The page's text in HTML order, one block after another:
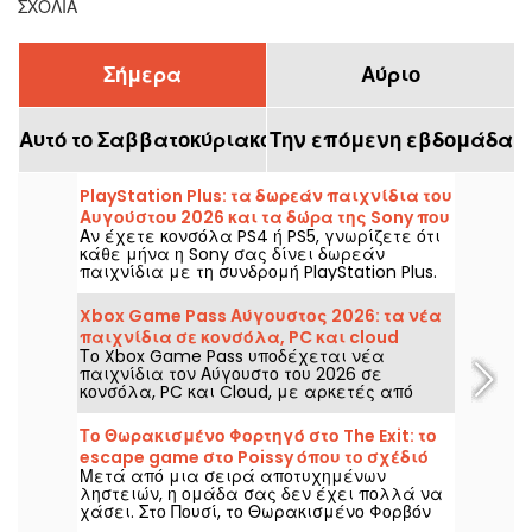
ΣΧΌΛΙΑ
Σήμερα Αύριο
Αυτό το ΣαββατοκύριακοΤην επόμενη εβδομάδα
PlayStation Plus: τα δωρεάν παιχνίδια του
Αυγούστου 2026 και τα δώρα της Sony που
δεν πρέπει να χάσετε
Αν έχετε κονσόλα PS4 ή PS5, γνωρίζετε ότι
κάθε μήνα η Sony σας δίνει δωρεάν
παιχνίδια με τη συνδρομή PlayStation Plus.
Τότε, ποια είναι τα παιχνίδια που
προσφέρονται τον Αύγουστο του 2026;
Ανακαλύψτε τη φετινή επιλογή αυτού του
μήνα.
Xbox Game Pass Αύγουστος 2026: τα νέα
παιχνίδια σε κονσόλα, PC και cloud
Το Xbox Game Pass υποδέχεται νέα
παιχνίδια τον Αύγουστο του 2026 σε
κονσόλα, PC και Cloud, με αρκετές από
αυτές να είναι διαθέσιμες από το
λανσάρισμά τους. Ακολουθούν οι βασικές
προσθήκες που ανακοίνωσε η Microsoft για
τους συνδρομητές της υπηρεσίας.
Το Θωρακισμένο Φορτηγό στο The Exit: το
escape game στο Poissy όπου το σχέδιό
σας μπορεί τελικά να αποδώσει.
Μετά από μια σειρά αποτυχημένων
ληστειών, η ομάδα σας δεν έχει πολλά να
χάσει. Στο Πουσί, το Θωρακισμένο Φορβόν